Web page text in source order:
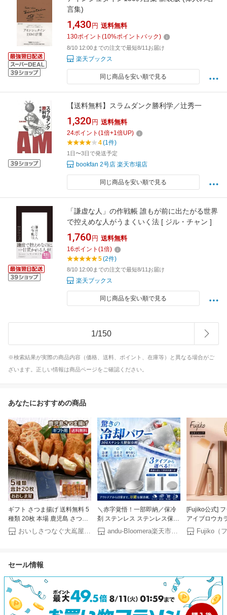
言集)
1,430 円 送料無料
130ポイント (10%ポイントバック)
8/10 12:00までの注文で最短8/11お届け
楽天ブックス
同じ商品を安い順で見る
【送料無料】スラムダンク勝利学／辻秀一
1,320 円 送料無料
24ポイント (1倍+1倍UP)
4(1件)
1日〜3日で発送予定
bookfan 2号店 楽天市場店
同じ商品を安い順で見る
「謙虚な人」の作戦帳 誰もが前に出たがる世界
で控えめな人がうまくいく法 [ ジル・チャン ]
1,760 円 送料無料
16ポイント (1倍)
5(2件)
8/10 12:00までの注文で最短8/11お届け
楽天ブックス
同じ商品を安い順で見る
1/150
※検索結果が実際の商品内容（価格、送料、ポイント、在庫等）と異なる場合がご
ざいます。正しい情報は商品ページをご確認ください。
あなたにおすすめの商品
ギフト さつま揚げ 送料無料 5
種類 20枚 本場 鹿児島 さつま
あげ 薩摩揚げ 詰め合わせ 冷
凍 鹿児島 名物 お土産 お礼 お
メ ギフト【gift】
おいしさつなぐ大嶌屋-おおしま屋-
＼赤字覚悟！一部即納／保冷
剤 ステンレス ステンレス保冷
剤 長時間 強力保冷 クーラー
ボックス 小型 繰り返し使える
andu-Bloomera楽天市場店
[Fujiko公式]
アイブロウカ
Eyebrow
スカラ 眉マス
セール情報